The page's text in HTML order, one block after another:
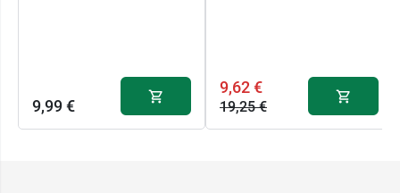
9,99 €
9,62 €
19,25 €